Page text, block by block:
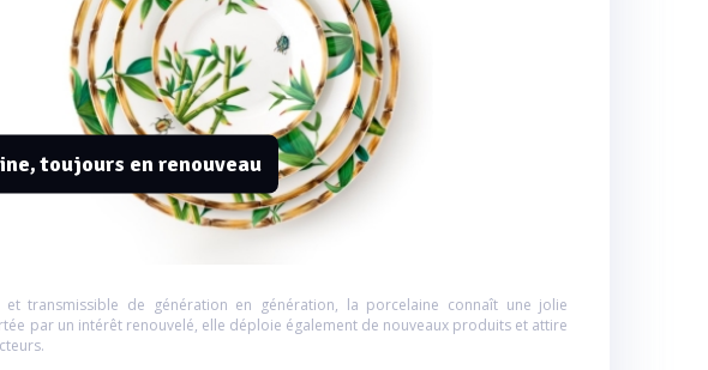
toujours en renouveau
et transmissible de génération en génération, la porcelaine connaît une jolie
par un intérêt renouvelé, elle déploie également de nouveaux produits et attire